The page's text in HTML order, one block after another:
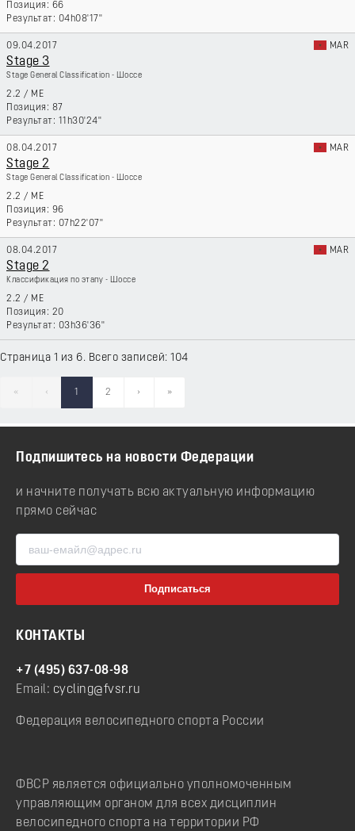
66
04h08'17''
09.04.2017 MAR
Stage 3
Stage General Classification - Шоссе
2.2 / ME
87
11h30'24''
08.04.2017 MAR
Stage 2
Stage General Classification - Шоссе
2.2 / ME
96
07h22'07''
08.04.2017 MAR
Stage 2
Классификация по этапу - Шоссе
2.2 / ME
20
03h36'36''
Страница 1 из 6. Всего записей: 104
« ‹ 1 2 › »
Подпишитесь на новости Федерации
и начните получать всю актуальную информацию
прямо сейчас
КОНТАКТЫ
+7 (495) 637-08-98
Email: cycling@fvsr.ru
Федерация велосипедного спорта России
ФВСР является официально уполномоченным
управляющим органом для всех дисциплин
велосипедного спорта на территории РФ